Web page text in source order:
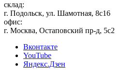
склад:
г. Подольск, ул. Шамотная, 8с16
офис:
г. Москва, Остаповский пр-д, 5с2
Вконтакте
YouTube
Яндекс.Дзен